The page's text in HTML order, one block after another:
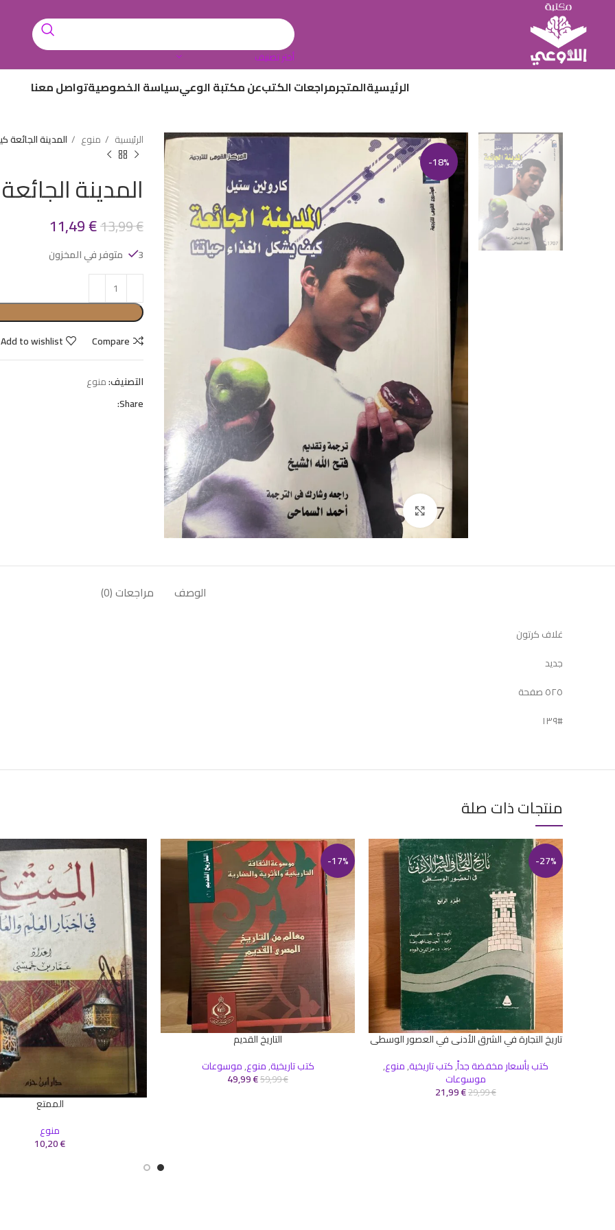
أختر تصنيف
الرئيسيةالمتجرمراجعات الكتبعن مكتبة الوعيسياسة الخصوصيةتواصل معنا
-18%
Click to enlarge
الرئيسية منوع المدينة الجائعة
المدينة
13,99€
11,49€
3 متوفر في المخزون
Compare
Add to wishlist
التصنيف:منوع
Share:
الوصف مراجعات (0)
غلاف كرتون
جديد
٥٢٥ صفحة
#١٣٩
منتجات ذات صلة
-27%
إضافة إلى السلة
تاريخ التجارة في الشرق الأدنى في العصور الوسطى
كتب بأسعار مخفضة جداً,كتب تاريخية,منوع,
موسوعات
29,99€
21,99€
-17%
التاريخ القديم
كتب تاريخية,منوع,موسوعات
59,99€
49,99€
الممتع
منوع
10,20€